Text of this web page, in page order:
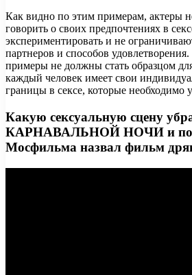
Как видно по этим примерам, актеры
говорить о своих предпочтениях в
экспериментировать и не
партнеров и способов
примеры не должны стать образцом
каждый человек имеет свои
границы в сексе, которые необходимо
Какую сексуальную сцену
КАРНАВАЛЬНОЙ НОЧИ и
Мосфильма назвал фильм